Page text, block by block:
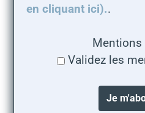
en cliquant ici)..
Mentions
Validez les